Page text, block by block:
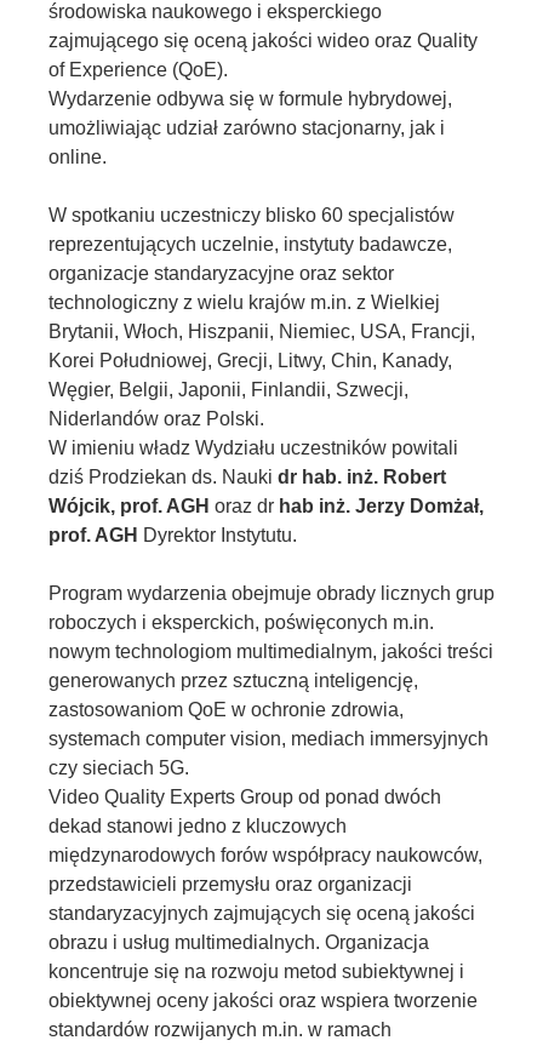
środowiska naukowego i eksperckiego
zajmującego się oceną jakości wideo oraz Quality
of Experience (QoE).
Wydarzenie odbywa się w formule hybrydowej,
umożliwiając udział zarówno stacjonarny, jak i
online.
W spotkaniu uczestniczy blisko 60 specjalistów
reprezentujących uczelnie, instytuty badawcze,
organizacje standaryzacyjne oraz sektor
technologiczny z wielu krajów m.in. z Wielkiej
Brytanii, Włoch, Hiszpanii, Niemiec, USA, Francji,
Korei Południowej, Grecji, Litwy, Chin, Kanady,
Węgier, Belgii, Japonii, Finlandii, Szwecji,
Niderlandów oraz Polski.
W imieniu władz Wydziału uczestników powitali
dziś Prodziekan ds. Nauki dr hab. inż. Robert
Wójcik, prof. AGH oraz dr hab inż. Jerzy Domżał,
prof. AGH Dyrektor Instytutu.
Program wydarzenia obejmuje obrady licznych grup
roboczych i eksperckich, poświęconych m.in.
nowym technologiom multimedialnym, jakości treści
generowanych przez sztuczną inteligencję,
zastosowaniom QoE w ochronie zdrowia,
systemach computer vision, mediach immersyjnych
czy sieciach 5G.
Video Quality Experts Group od ponad dwóch
dekad stanowi jedno z kluczowych
międzynarodowych forów współpracy naukowców,
przedstawicieli przemysłu oraz organizacji
standaryzacyjnych zajmujących się oceną jakości
obrazu i usług multimedialnych. Organizacja
koncentruje się na rozwoju metod subiektywnej i
obiektywnej oceny jakości oraz wspiera tworzenie
standardów rozwijanych m.in. w ramach